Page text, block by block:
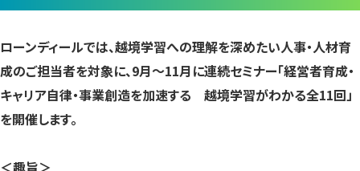
ローンディールでは、越境学習への理解を深めたい人事・人材育
成のご担当者を対象に、9月〜11月に連続セミナー「経営者育成・
キャリア自律・事業創造を加速する 越境学習がわかる全11回」
を開催します。